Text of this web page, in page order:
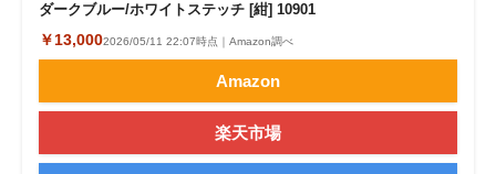
ダークブルー/ホワイトステッチ [紺] 10901
￥13,0002026/05/11 22:07時点｜Amazon調べ
Amazon
楽天市場